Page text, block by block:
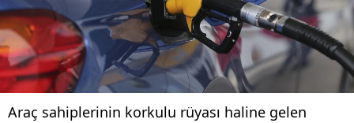
Araç sahiplerinin korkulu rüyası haline gelen